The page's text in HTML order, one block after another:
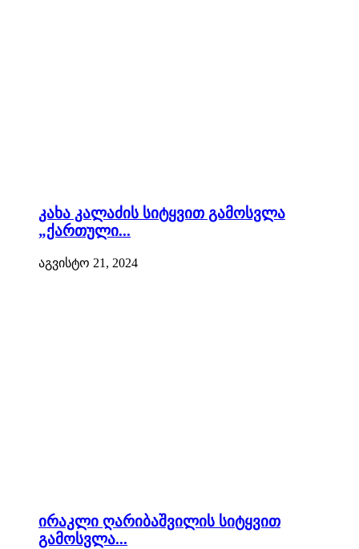
კახა კალაძის სიტყვით გამოსვლა
„ქართული...
აგვისტო 21, 2024
ირაკლი ღარიბაშვილის სიტყვით
გამოსვლა...